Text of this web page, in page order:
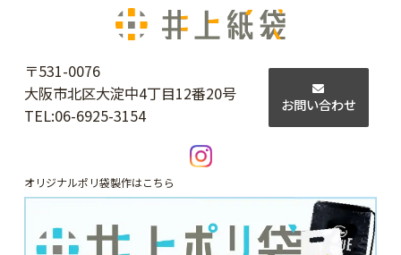
〒531-0076
大阪市北区大淀中4丁目12番20号
TEL:06-6925-3154
お問い合わせ
オリジナルポリ袋製作はこちら